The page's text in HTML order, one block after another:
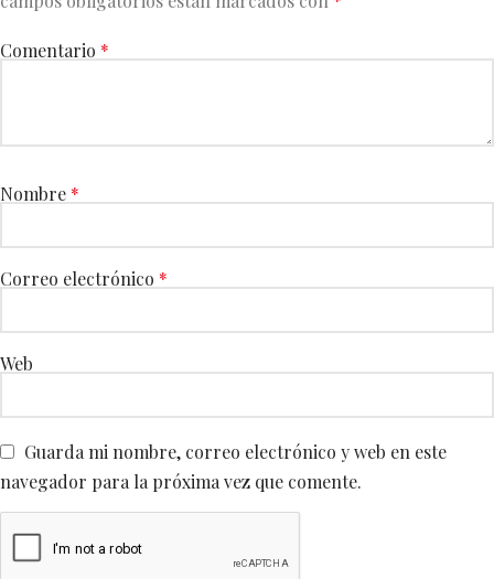
Comentario *
Nombre *
Correo electrónico *
Web
Guarda mi nombre, correo electrónico y web en este
navegador para la próxima vez que comente.